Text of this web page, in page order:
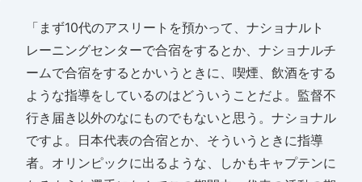
「まず10代のアスリートを預かって、ナショナルト
レーニングセンターで合宿をするとか、ナショナルチ
ームで合宿をするとかいうときに、喫煙、飲酒をする
ような指導をしているのはどういうことだよ。監督不
行き届き以外のなにものでもないと思う。ナショナル
ですよ。日本代表の合宿とか、そういうときに指導
者。オリンピックに出るような、しかもキャプテンに